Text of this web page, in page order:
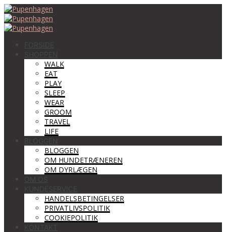
WALK
EAT
PLAY
SLEEP
WEAR
GROOM
TRAVEL
LIFE
BLOGGEN
OM HUNDETRÆNEREN
OM DYRLÆGEN
HANDELSBETINGELSER
PRIVATLIVSPOLITIK
COOKIEPOLITIK
KONTAKT